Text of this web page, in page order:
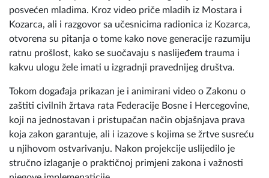
Kozarca, ali i razgovor sa učesnicima radionica iz Kozarca,
otvorena su pitanja o tome kako nove generacije razumiju
ratnu prošlost, kako se suočavaju s naslijeđem trauma i
kakvu ulogu žele imati u izgradnji pravednijeg društva.
zaštiti civilnih žrtava rata Federacije Bosne i Hercegovine,
koji na jednostavan i pristupačan način objašnjava prava
koja zakon garantuje, ali i izazove s kojima se žrtve susreću
u njihovom ostvarivanju. Nakon projekcije uslijedilo je
stručno izlaganje o praktičnoj primjeni zakona i važnosti
njegove implemenaticije.